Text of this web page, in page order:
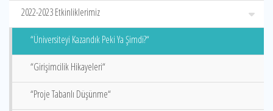
2022-2023 Etkinliklerimiz
“Üniversiteyi Kazandık Peki Ya Şimdi?“
“Girişimcilik Hikayeleri“
“Proje Tabanlı Düşünme“